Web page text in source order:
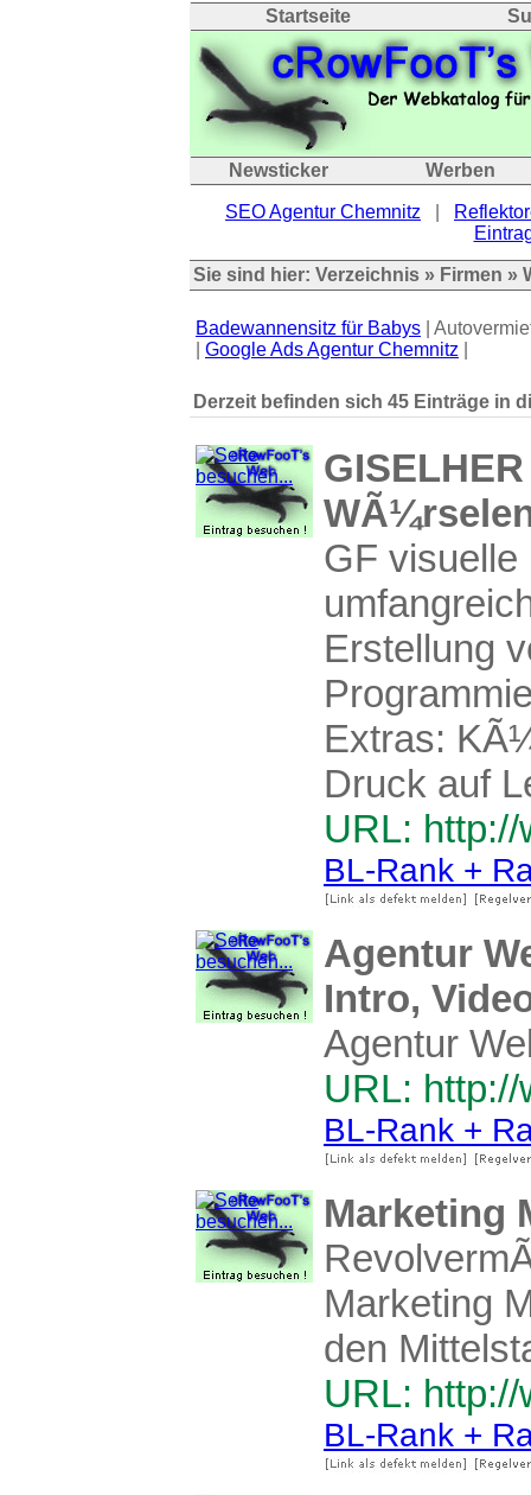
Startseite
Newsticker Werben
SEO Agentur Chemnitz
Sie sind hier: Verzeichnis » Firmen »
Badewannensitz für Babys |
Google Ads Agentur Chemnitz
Derzeit befinden sich 45 Einträge in
GF visuelle
Erstellung
Extras:
Druck auf
URL:
BL-Rank +
Agentur
Intro,
Agentur
URL:
BL-Rank +
Marketing
Marketing
den
URL:
BL-Rank +